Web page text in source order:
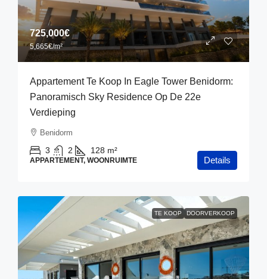
725,000€
5,665€/m²
Appartement Te Koop In Eagle Tower Benidorm:
Panoramisch Sky Residence Op De 22e
Verdieping
Benidorm
3 2 128 m²
APPARTEMENT, WOONRUIMTE Details
TE KOOP DOORVERKOOP